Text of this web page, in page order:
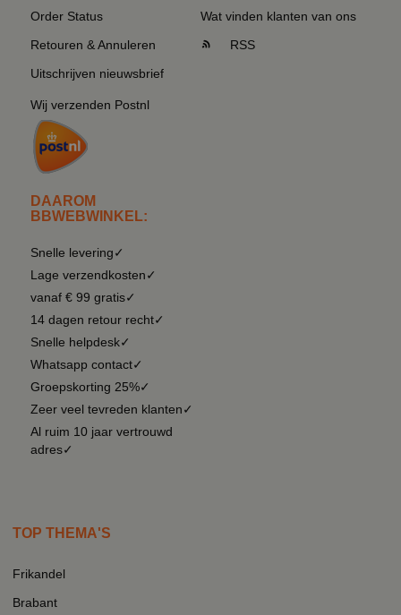
Order Status
Retouren & Annuleren
Uitschrijven nieuwsbrief
Wij verzenden Postnl
DAAROM
BBWEBWINKEL:
Snelle levering✓
Lage verzendkosten✓
vanaf € 99 gratis✓
14 dagen retour recht✓
Snelle helpdesk✓
Whatsapp contact✓
Groepskorting 25%✓
Zeer veel tevreden klanten✓
Al ruim 10 jaar vertrouwd
adres✓
Wat vinden klanten van ons
RSS
TOP THEMA'S
Frikandel
Brabant